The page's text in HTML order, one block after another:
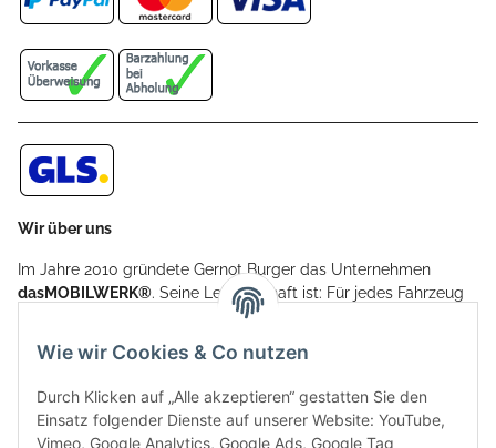
Wir über uns
Im Jahre 2010 gründete Gernot Burger das Unternehmen
dasMOBILWERK®. Seine Leidenschaft ist: Für jedes Fahrzeug
ein Car Cover anzubieten - passgenau und individuell.
Aufgrund der vielen positiven Kundenrückmeldungen kamen
weitere Produkte, wie Reifenschuhe, Hardtopständer hinzu.
Seine Reifenschoner werden in Deutschland produziert und
sind mit hochwertigen Techniken und Materialien gefertigt.
Wie wir Cookies & Co nutzen
Durch Klicken auf „Alle akzeptieren“ gestatten Sie den
Einsatz folgender Dienste auf unserer Website: YouTube,
Vimeo, Google Analytics, Google Ads, Google Tag